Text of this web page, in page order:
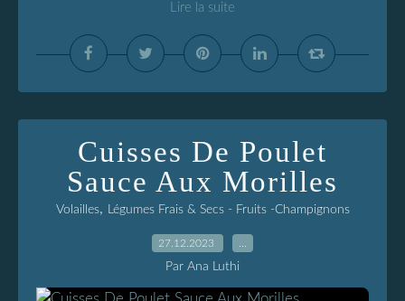
Lire la suite
Cuisses De Poulet
Sauce Aux Morilles
Volailles, Légumes Frais & Secs - Fruits -Champignons
27.12.2023
Par Ana Luthi